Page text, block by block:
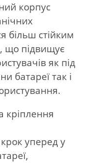
корпус
більш стійким
що підвищує
як під
батареї так і
кріплення
уперед у